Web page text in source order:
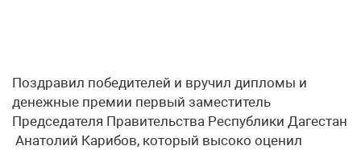
Поздравил победителей и вручил дипломы и
денежные премии первый заместитель
Председателя Правительства Республики Дагестан
Анатолий Карибов, который высоко оценил